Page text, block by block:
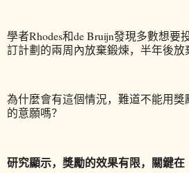
學者Rhodes和de Bruijn發現多數想要
訂計劃的兩周內放棄鍛煉，半年後放
為什麼會有這個情況，難道不能用
的意願嗎？
研究顯示，獎勵的效果有限，關鍵在